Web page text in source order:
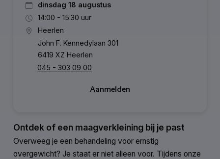
Ontdek of een maagverkleining bij je past
Overweeg je een behandeling voor ernstig
overgewicht? Je staat er niet alleen voor. Tijdens onze
dinsdag 18 augustus
14:00 - 15:30 uur
Heerlen
John F. Kennedylaan 301
6419 XZ Heerlen
045 - 303 09 00
Aanmelden